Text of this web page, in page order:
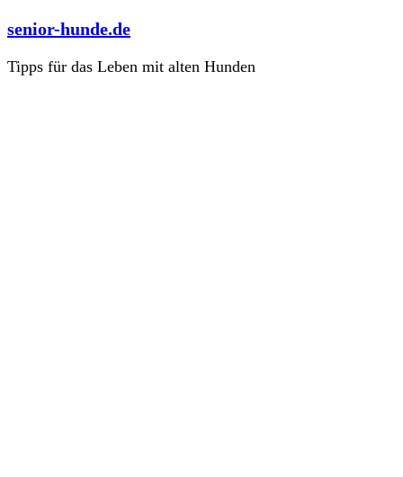
Zum
springen
senior-hunde.de
Tipps für das Leben mit alten Hunden